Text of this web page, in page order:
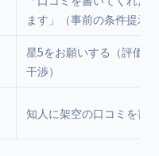
ます」（事前の条件提示）
星5をお願いする（評価内
干渉）
知人に架空の口コミを書